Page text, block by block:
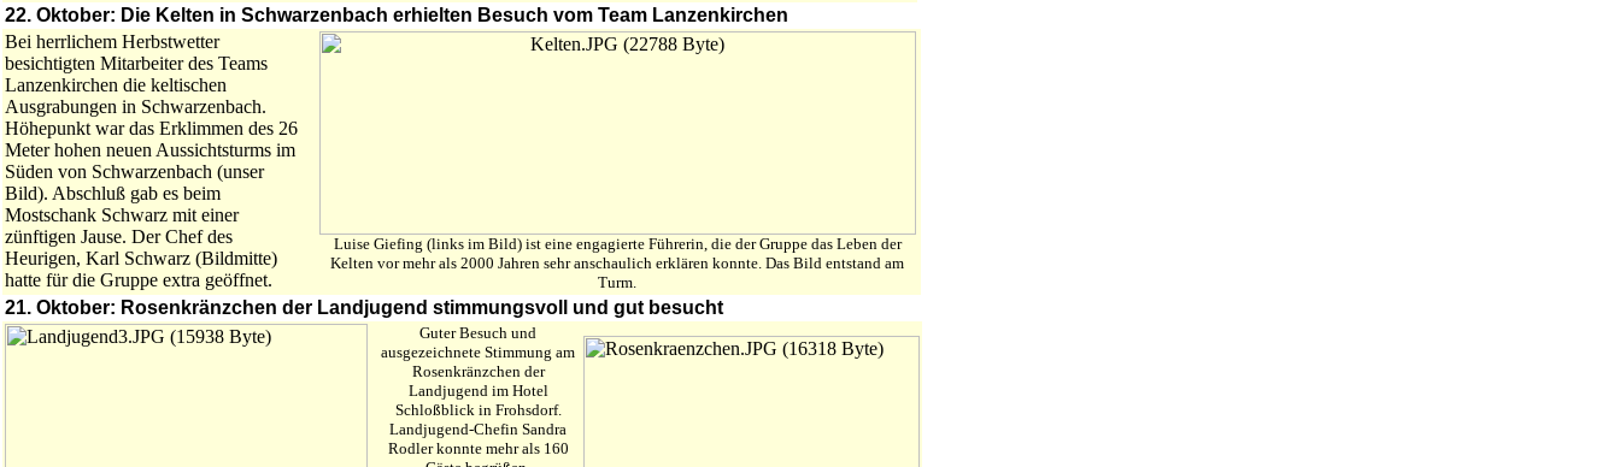
22. Oktober: Die Kelten in Schwarzenbach erhielten Besuch vom Team Lanzenkirchen
Bei herrlichem Herbstwetter
besichtigten Mitarbeiter des Teams
Lanzenkirchen die keltischen
Ausgrabungen in Schwarzenbach.
Höhepunkt war das Erklimmen des 26
Meter hohen neuen Aussichtsturms im
Süden von Schwarzenbach (unser
Bild). Abschluß gab es beim
Mostschank Schwarz mit einer
zünftigen Jause. Der Chef des
Heurigen, Karl Schwarz (Bildmitte)
hatte für die Gruppe extra geöffnet.
Luise Giefing (links im Bild) ist eine engagierte Führerin, die der Gruppe das Leben der
Kelten vor mehr als 2000 Jahren sehr anschaulich erklären konnte. Das Bild entstand am
Turm.
21. Oktober: Rosenkränzchen der Landjugend stimmungsvoll und gut besucht
Guter Besuch und
ausgezeichnete Stimmung am
Rosenkränzchen der
Landjugend im Hotel
Schloßblick in Frohsdorf.
Landjugend-Chefin Sandra
Rodler konnte mehr als 160